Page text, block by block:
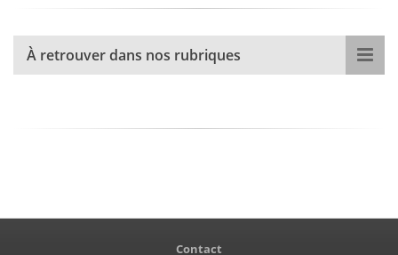
À retrouver dans nos rubriques
Contact